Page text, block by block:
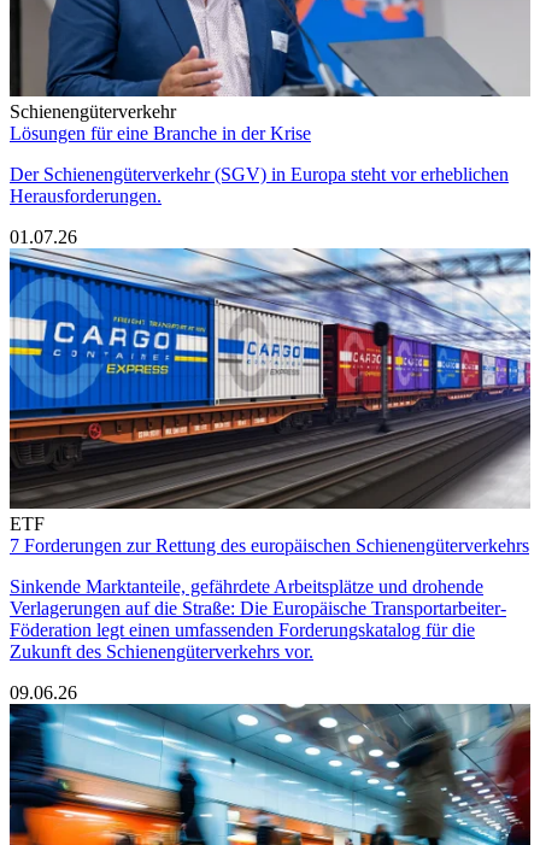
Schienengüterverkehr
Lösungen für eine Branche in der Krise
Der Schienengüterverkehr (SGV) in Europa steht vor erheblichen
Herausforderungen.
01.07.26
ETF
7 Forderungen zur Rettung des europäischen Schienengüterverkehrs
Sinkende Marktanteile, gefährdete Arbeitsplätze und drohende
Verlagerungen auf die Straße: Die Europäische Transportarbeiter-
Föderation legt einen umfassenden Forderungskatalog für die
Zukunft des Schienengüterverkehrs vor.
09.06.26